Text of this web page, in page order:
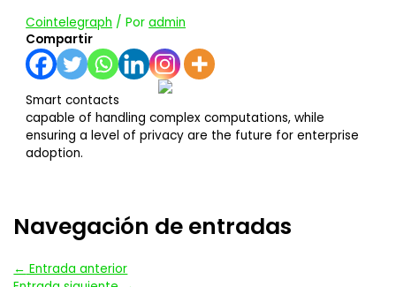
Cointelegraph / Poradmin
Compartir
Smart contacts
capable of handling complex computations, while
ensuring a level of privacy are the future for enterprise
adoption.
Navegación de entradas
← Entrada anterior